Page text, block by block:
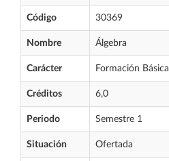
Código 30369
Nombre Álgebra
Carácter Formación Básica
Créditos 6,0
Periodo Semestre 1
Situación Ofertada